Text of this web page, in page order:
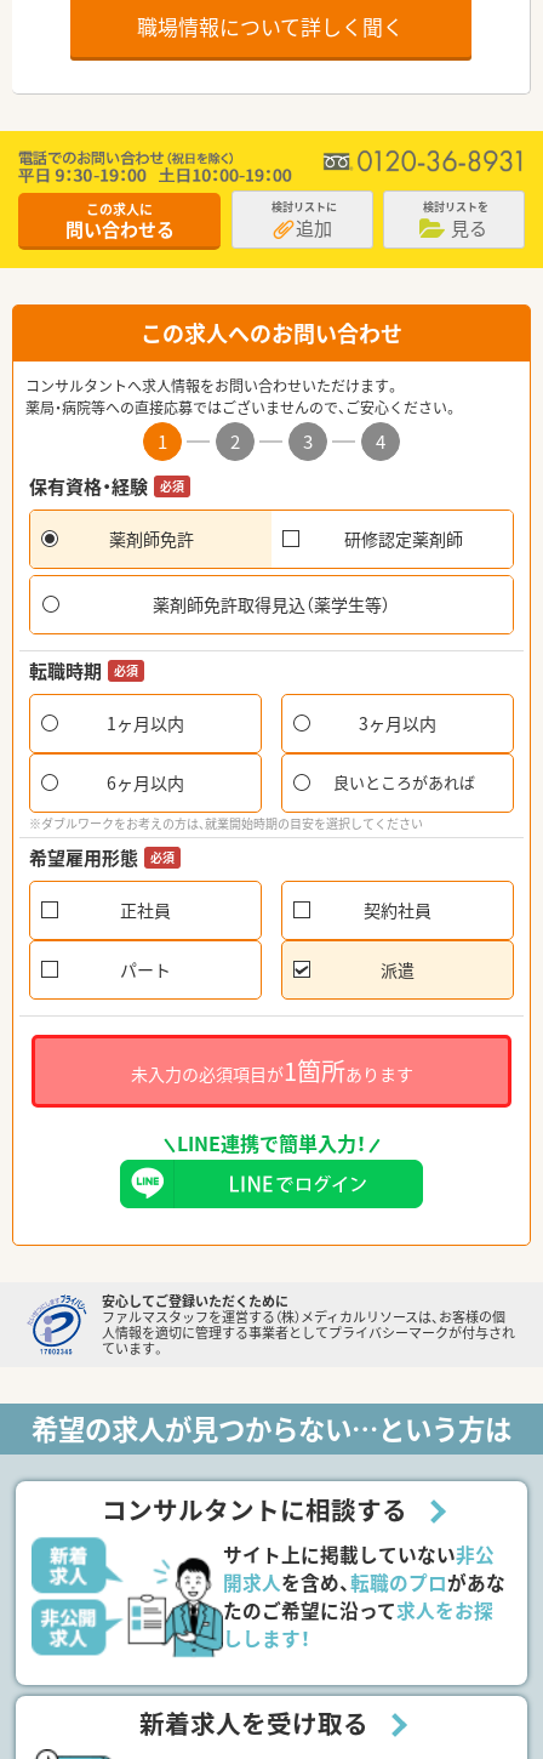
職場情報について詳しく聞く
この求人に
問い合わせる
検討リストに
追加
検討リストを
見る
この求人へのお問い合わせ
コンサルタントへ求人情報をお問い合わせいただけます。
薬局・病院等への直接応募ではございませんので、ご安心ください。
1 2 3
4
保有資格・経験
必須
薬剤師免許 研修認定薬剤師
薬剤師免許取得見込（薬学生等）
転職時期 必須
1ヶ月以内 3ヶ月以内
6ヶ月以内 良いところがあれば
※ダブルワークをお考えの方は、就業開始時期の目安を選択してください
希望雇用形態 必須
正社員 契約社員
パート 派遣
未入力の必須項目が1箇所あります
LINE連携で簡単入力！
安心してご登録いただくために
ファルマスタッフを運営する（株）メディカルリソースは、お客様の個
人情報を適切に管理する事業者としてプライバシーマークが付与され
ています。
希望の求人が見つからない…という方は
コンサルタントに相談する
サイト上に掲載していない非公
開求人を含め、転職のプロがあな
たのご希望に沿って求人をお探
しします！
新着求人を受け取る